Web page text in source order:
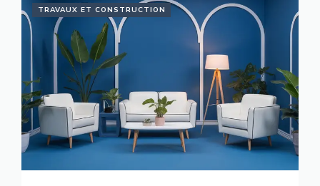
TRAVAUX ET CONSTRUCTION